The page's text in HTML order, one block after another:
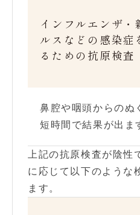
インフルエンザ・
ルスなどの感染症
るための抗原検査
鼻腔や咽頭からのぬ
短時間で結果が出ま
上記の抗原検査が陰性
に応じて以下のような
ます。